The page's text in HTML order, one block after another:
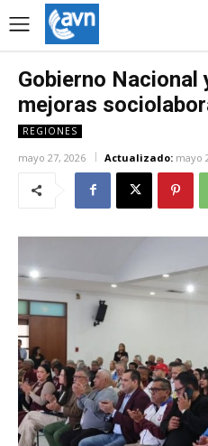
Gobierno Nacional
mejoras
REGIONES
mayo 27, 2026 Actualizado: mayo